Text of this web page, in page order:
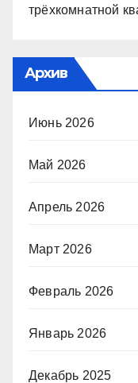
трёхкомнатной
Архив
Июнь 2026
Май 2026
Апрель 2026
Март 2026
Февраль 2026
Январь 2026
Декабрь 2025